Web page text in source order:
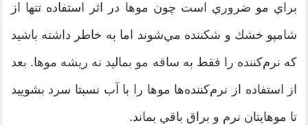
براي مو ضروري است چون موها در اثر استفاده تنها از
شامپو خشك و شكننده مي‌شوند اما به خاطر داشته باشيد
كه نرم‌كننده را فقط به ساقه مو بماليد نه ريشه موها. بعد
از استفاده از نرم‌كننده‌ها موها را با آب نسبتا سرد بشوييد
تا موهايتان نرم و براق باقي بماند.